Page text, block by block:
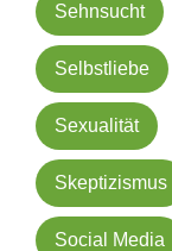
Sehnsucht
Selbstliebe
Sexualität
Skeptizismus
Social Media